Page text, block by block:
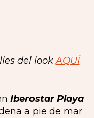
del lookAQUÍ
Iberostar Playa
a pie de mar